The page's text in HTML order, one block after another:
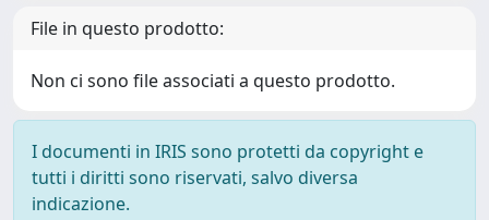
File in questo prodotto:
Non ci sono file associati a questo prodotto.
I documenti in IRIS sono protetti da copyright e
tutti i diritti sono riservati, salvo diversa
indicazione.